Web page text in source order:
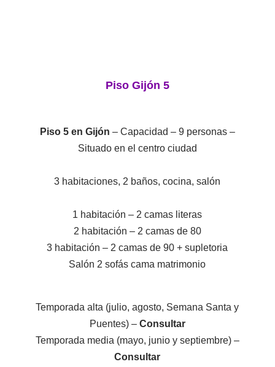
Piso Gijón 5
Piso 5 en Gijón – Capacidad – 9 personas –
Situado en el centro ciudad
3 habitaciones, 2 baños, cocina, salón
1 habitación – 2 camas literas
2 habitación – 2 camas de 80
3 habitación – 2 camas de 90 + supletoria
Salón 2 sofás cama matrimonio
Temporada alta (julio, agosto, Semana Santa y
Puentes) – Consultar
Temporada media (mayo, junio y septiembre) –
Consultar